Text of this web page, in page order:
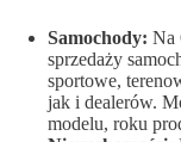
Samochody: Na
sprzedaży
sportowe,
jak i dealerów.
modelu, roku